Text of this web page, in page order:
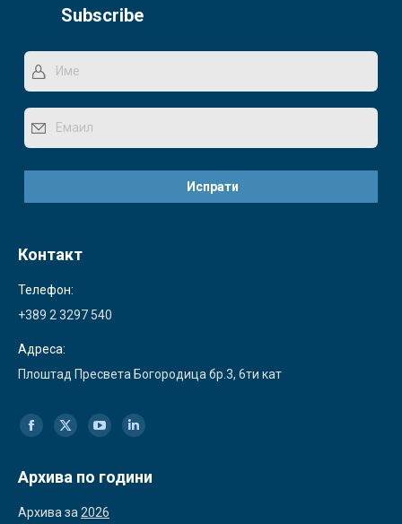
Subscribe
Контакт
Телефон:
+389 2 3297 540
Адреса:
Плоштад Пресвета Богородица бр.3, 6ти кат
Find us on:
Facebook
page
X
page
YouTube
page
Linkedin
page
Архива по години
Архива за 2026